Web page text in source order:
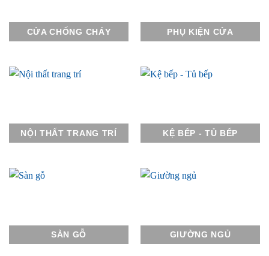
CỬA CHỐNG CHÁY PHỤ KIỆN CỬA
NỘI THẤT TRANG TRÍ KỆ BẾP - TỦ BẾP
SÀN GỖ GIƯỜNG NGỦ